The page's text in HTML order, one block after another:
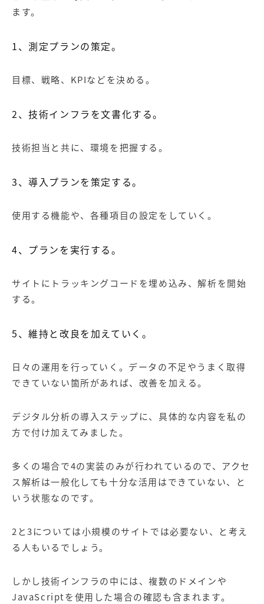
ます。
1、測定プランの策定。
目標、戦略、KPIなどを決める。
2、技術インフラを文書化する。
技術担当と共に、環境を把握する。
3、導入プランを策定する。
使用する機能や、各種項目の設定をしていく。
4、プランを実行する。
サイトにトラッキングコードを埋め込み、解析を開始
する。
5、維持と改良を加えていく。
日々の運用を行っていく。データの不足やうまく取得
できていない箇所があれば、改善を加える。
デジタル分析の導入ステップに、具体的な内容を私の
方で付け加えてみました。
多くの場合で4の実装のみが行われているので、アクセ
ス解析は一般化しても十分な活用はできていない、と
いう状態なのです。
2と3については小規模のサイトでは必要ない、と考え
る人もいるでしょう。
しかし技術インフラの中には、複数のドメインや
JavaScriptを使用した場合の確認も含まれます。